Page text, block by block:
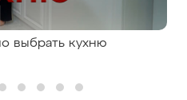
выбрать кухню